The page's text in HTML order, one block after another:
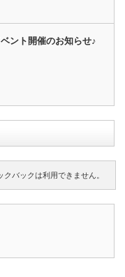
ント開催のお知らせ♪
クバックは利用できません。